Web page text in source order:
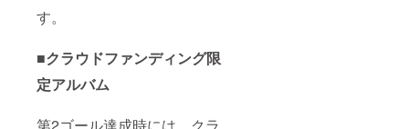
す。
■クラウドファンディング限
定アルバム